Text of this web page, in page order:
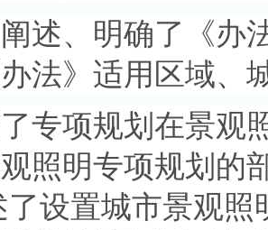
、明确了《办法
法》适用区域、
项规划在景观照
照明专项规划的
了设置城市景观